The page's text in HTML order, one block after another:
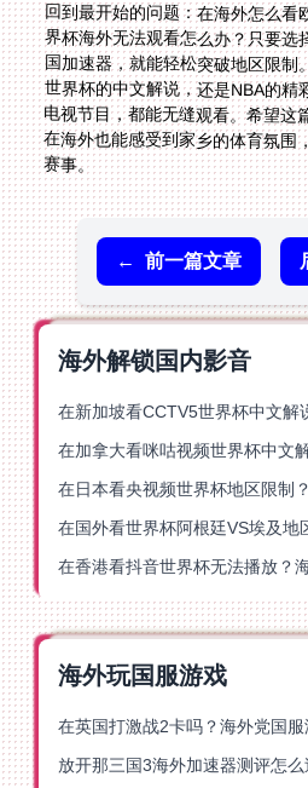
回到最开始的问题：在海外怎么看
界杯海外无法观看怎么办？只要选
赛事。
← 前一篇文章
海外解锁国内影音
海外玩国服游戏